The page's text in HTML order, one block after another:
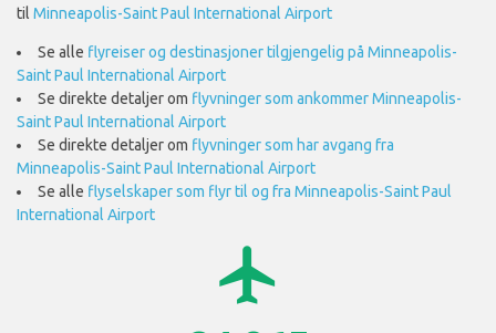
til Minneapolis-Saint Paul International Airport
Se alle flyreiser og destinasjoner tilgjengelig på Minneapolis-
Saint Paul International Airport
Se direkte detaljer om flyvninger som ankommer Minneapolis-
Saint Paul International Airport
Se direkte detaljer om flyvninger som har avgang fra
Minneapolis-Saint Paul International Airport
Se alle flyselskaper som flyr til og fra Minneapolis-Saint Paul
International Airport
airplanemode_active